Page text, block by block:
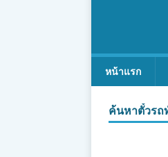
หน้าแรก
ค้นหาตั๋วรถ